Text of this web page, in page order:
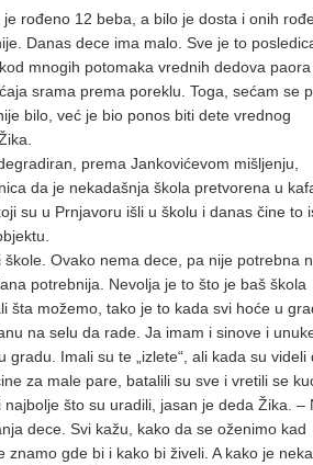
rođeno 12 beba, a bilo je dosta i onih
Danas dece ima malo. Sve je to
mnogih potomaka vrednih dedova paora
srama prema poreklu. Toga, sećam se
bilo, već je bio ponos biti dete vrednog
prema Jankovićevom mišljenju,
da je nekadašnja škola pretvorena u
su u Prnjavoru išli u školu i danas čine to
Ovako nema dece, pa nije potrebna
potrebnija. Nevolja je to što je baš škola
šta možemo, tako je to kada svi hoće u
na selu da rade. Ja imam i sinove i
gradu. Imali su te „izlete“, ali kada su videli
za male pare, batalili su sve i vretili se
što su uradili, jasan je deda Žika. –
dece. Svi kažu, kako da se oženimo kad
znamo gde bi i kako bi živeli. A kako je